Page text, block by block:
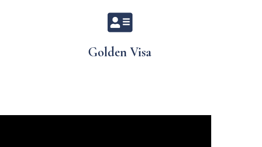
Golden Visa